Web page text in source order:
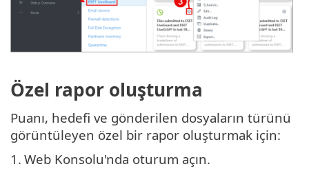
Özel rapor oluşturma
Puanı, hedefi ve gönderilen dosyaların türünü
görüntüleyen özel bir rapor oluşturmak için:
1. Web Konsolu'nda oturum açın.